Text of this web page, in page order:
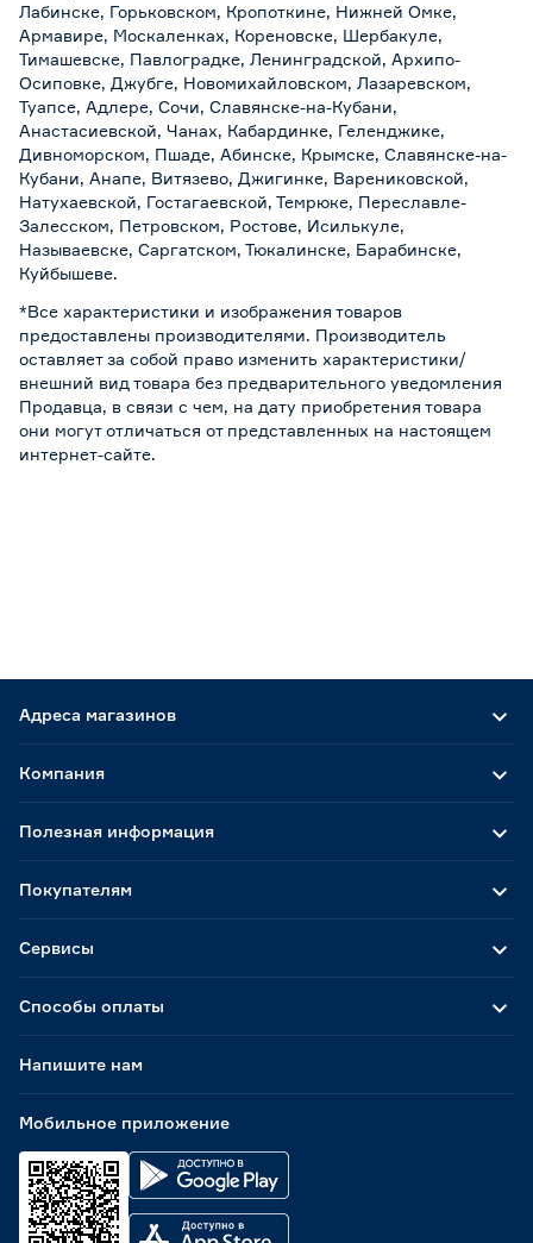
Лабинске, Горьковском, Кропоткине, Нижней Омке,
Армавире, Москаленках, Кореновске, Шербакуле,
Тимашевске, Павлоградке, Ленинградской, Архипо-
Осиповке, Джубге, Новомихайловском, Лазаревском,
Туапсе, Адлере, Сочи, Славянске-на-Кубани,
Анастасиевской, Чанах, Кабардинке, Геленджике,
Дивноморском, Пшаде, Абинске, Крымске, Славянске-на-
Кубани, Анапе, Витязево, Джигинке, Варениковской,
Натухаевской, Гостагаевской, Темрюке, Переславле-
Залесском, Петровском, Ростове, Исилькуле,
Называевске, Саргатском, Тюкалинске, Барабинске,
Куйбышеве.
*Все характеристики и изображения товаров
предоставлены производителями. Производитель
оставляет за собой право изменить характеристики/
внешний вид товара без предварительного уведомления
Продавца, в связи с чем, на дату приобретения товара
они могут отличаться от представленных на настоящем
интернет-сайте.
Адреса магазинов
Способы оплаты
Мобильное приложение
Компания
Полезная информация
Покупателям
Сервисы
Напишите нам